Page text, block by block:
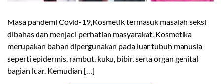
Masa pandemi Covid-19,Kosmetik termasuk masalah seksi
dibahas dan menjadi perhatian masyarakat. Kosmetika
merupakan bahan dipergunakan pada luar tubuh manusia
seperti epidermis, rambut, kuku, bibir, serta organ genital
bagian luar. Kemudian […]